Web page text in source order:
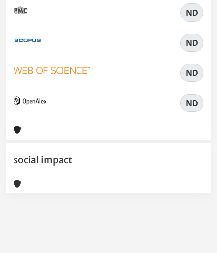
ND
ND
ND
ND
social impact